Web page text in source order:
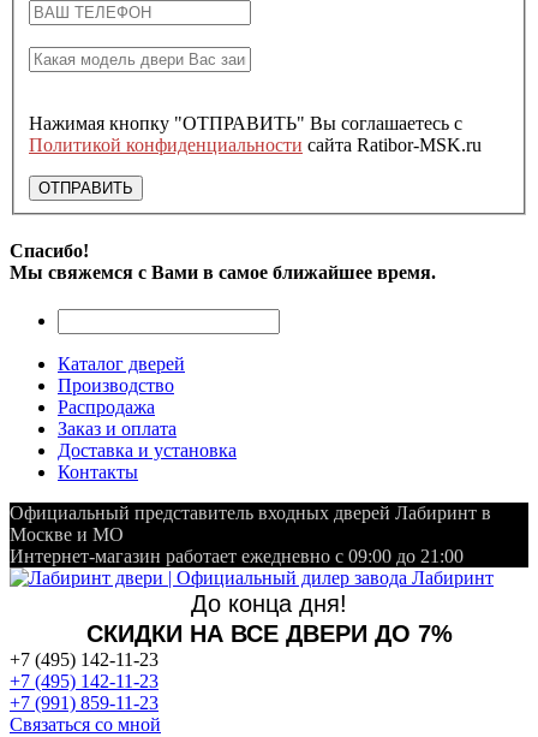
Нажимая кнопку "ОТПРАВИТЬ" Вы соглашаетесь с
Политикой конфиденциальности сайта Ratibor-MSK.ru
ОТПРАВИТЬ
Спасибо!
Мы свяжемся с Вами в самое ближайшее время.
Каталог дверей
Производство
Распродажа
Заказ и оплата
Доставка и установка
Контакты
Официальный представитель входных дверей Лабиринт в
Москве и МО
Интернет-магазин работает ежедневно с 09:00 до 21:00
До конца дня!
СКИДКИ НА ВСЕ ДВЕРИ ДО 7%
+7 (495) 142-11-23
+7 (495) 142-11-23
+7 (991) 859-11-23
Связаться со мной